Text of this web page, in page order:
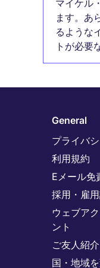
マイケル
ます。あ
るような
トが必要
General
プライバ
利用規約
Eメール免
採用・雇
ウェブア
ント
ご友人紹
国・地域